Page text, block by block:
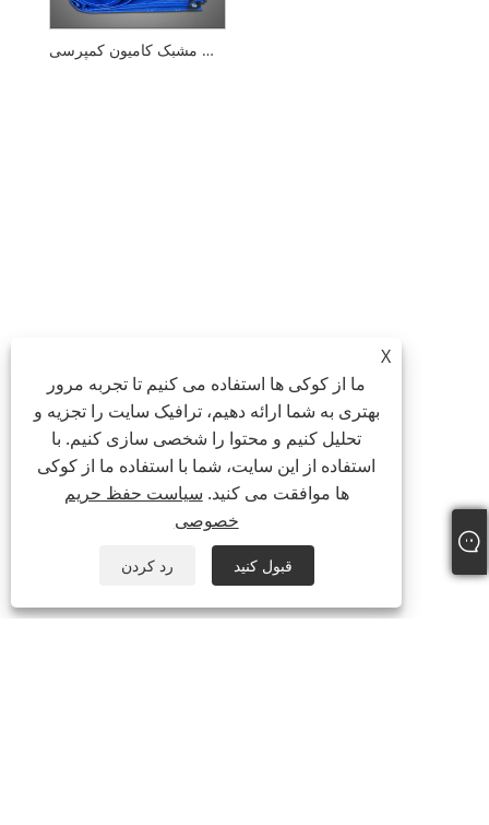
برزنت مشبک کامیون کمپرسی
X
ما از کوکی ها استفاده می کنیم تا تجربه مرور
بهتری به شما ارائه دهیم، ترافیک سایت را تجزیه و
تحلیل کنیم و محتوا را شخصی سازی کنیم. با
استفاده از این سایت، شما با استفاده ما از کوکی
ها موافقت می کنید. سیاست حفظ حریم
خصوصی
رد کردن قبول کنید